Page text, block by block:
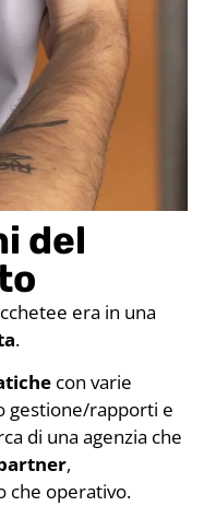
del
era in una
.
con varie
gestione/rapporti e
di una agenzia che
,
che operativo.